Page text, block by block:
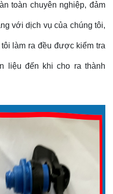
toàn chuyên nghiệp, đảm
với dịch vụ của chúng tôi,
làm ra đều được kiểm tra
liệu đến khi cho ra thành